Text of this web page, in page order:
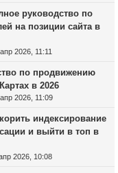
руководство по
на позиции сайта в
2026, 11:11
по продвижению
в 2026
2026, 11:09
индексирование
и выйти в топ в
2026, 10:08